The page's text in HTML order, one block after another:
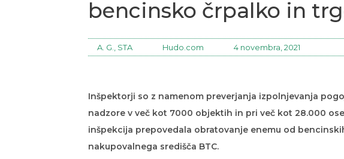
bencinsko črpalko in
A. G., STA Hudo.com 4 novembra, 2021
Inšpektorji so z namenom preverjanja izpolnjevanja
nadzore v več kot 7000 objektih in pri več kot 28.000
inšpekcija prepovedala obratovanje enemu od
nakupovalnega središča BTC.